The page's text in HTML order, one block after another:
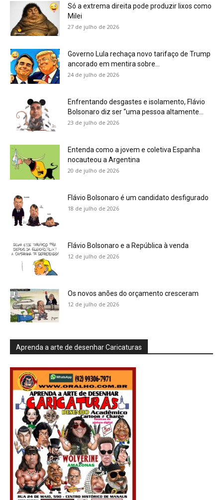
Só a extrema direita pode produzir lixos como
Milei
27 de julho de 2026
Governo Lula rechaça novo tarifaço de Trump
ancorado em mentira sobre...
24 de julho de 2026
Enfrentando desgastes e isolamento, Flávio
Bolsonaro diz ser “uma pessoa altamente...
23 de julho de 2026
Entenda como a jovem e coletiva Espanha
nocauteou a Argentina
20 de julho de 2026
Flávio Bolsonaro é um candidato desfigurado
18 de julho de 2026
Flávio Bolsonaro e a República à venda
12 de julho de 2026
Os novos anões do orçamento cresceram
12 de julho de 2026
Aprenda a arte de desenhar Caricaturas